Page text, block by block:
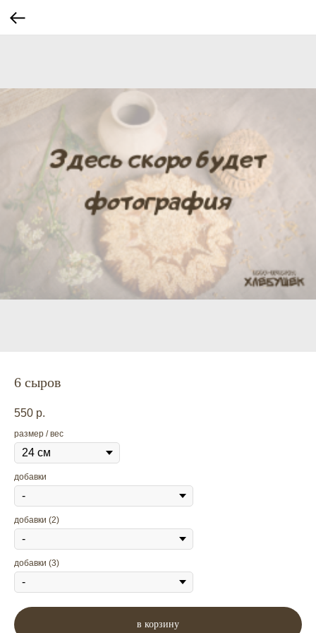
6 сыров
550 р.
размер / вес
добавки
добавки (2)
добавки (3)
в корзину